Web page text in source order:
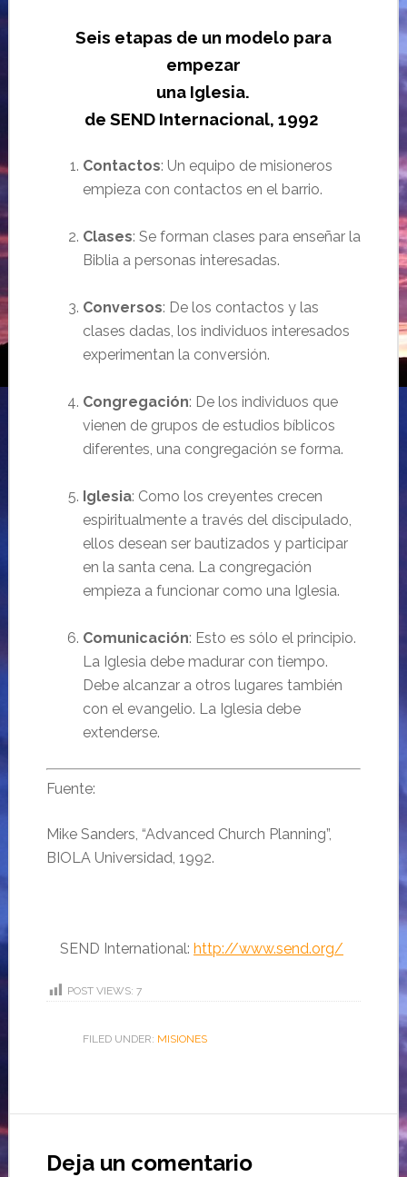
Seis etapas de un modelo para
empezar
una Iglesia.
de SEND Internacional, 1992
Contactos: Un equipo de misioneros
empieza con contactos en el barrio.
Clases: Se forman clases para enseñar la
Biblia a personas interesadas.
Conversos: De los contactos y las
clases dadas, los individuos interesados
experimentan la conversión.
Congregación: De los individuos que
vienen de grupos de estudios bíblicos
diferentes, una congregación se forma.
Iglesia: Como los creyentes crecen
espiritualmente a través del discipulado,
ellos desean ser bautizados y participar
en la santa cena. La congregación
empieza a funcionar como una Iglesia.
Comunicación: Esto es sólo el principio.
La Iglesia debe madurar con tiempo.
Debe alcanzar a otros lugares también
con el evangelio. La Iglesia debe
extenderse.
Fuente:
Mike Sanders, “Advanced Church Planning”,
BIOLA Universidad, 1992.
SEND International: http://www.send.org/
POST VIEWS: 7
FILED UNDER: MISIONES
Deja un comentario